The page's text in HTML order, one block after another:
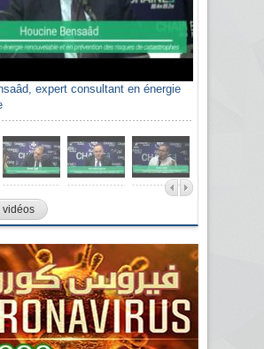
expert consultant en énergie
vidéos